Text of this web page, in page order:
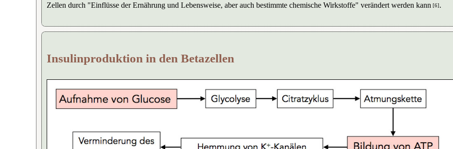
Zellen durch "Einflüsse der Ernährung und Lebensweise, aber auch bestimmte chemische Wirkstoffe" verändert werden kann [6].
Insulinproduktion in den Betazellen